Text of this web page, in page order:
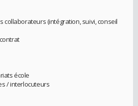
collaborateurs (intégration, suivi, conseil
école
/ interlocuteurs